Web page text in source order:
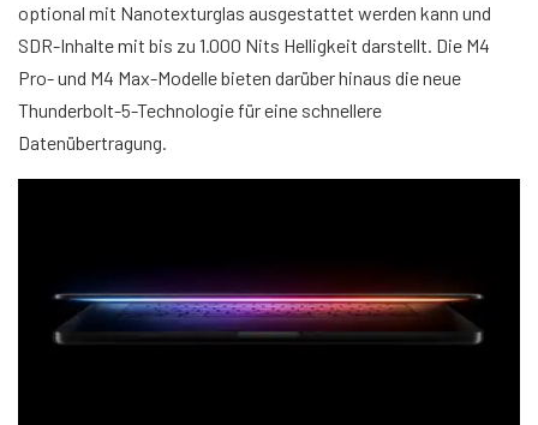
optional mit Nanotexturglas ausgestattet werden kann und
SDR-Inhalte mit bis zu 1.000 Nits Helligkeit darstellt. Die M4
Pro- und M4 Max-Modelle bieten darüber hinaus die neue
Thunderbolt-5-Technologie für eine schnellere
Datenübertragung.